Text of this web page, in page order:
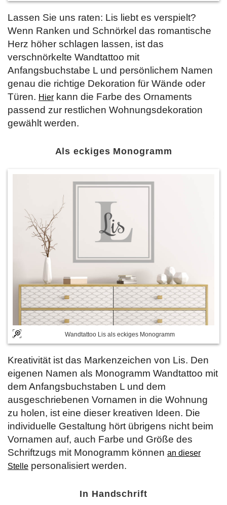
Lassen Sie uns raten: Lis liebt es verspielt?
Wenn Ranken und Schnörkel das romantische
Herz höher schlagen lassen, ist das
verschnörkelte Wandtattoo mit
Anfangsbuchstabe L und persönlichem Namen
genau die richtige Dekoration für Wände oder
Türen. Hier kann die Farbe des Ornaments
passend zur restlichen Wohnungsdekoration
gewählt werden.
Als eckiges Monogramm
Wandtattoo Lis als eckiges Monogramm
Kreativität ist das Markenzeichen von Lis. Den
eigenen Namen als Monogramm Wandtattoo mit
dem Anfangsbuchstaben L und dem
ausgeschriebenen Vornamen in die Wohnung
zu holen, ist eine dieser kreativen Ideen. Die
individuelle Gestaltung hört übrigens nicht beim
Vornamen auf, auch Farbe und Größe des
Schriftzugs mit Monogramm können an dieser
Stelle personalisiert werden.
In Handschrift